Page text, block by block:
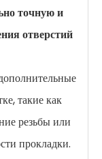
точную и
отверстий
такие как
резьбы или
прокладки.